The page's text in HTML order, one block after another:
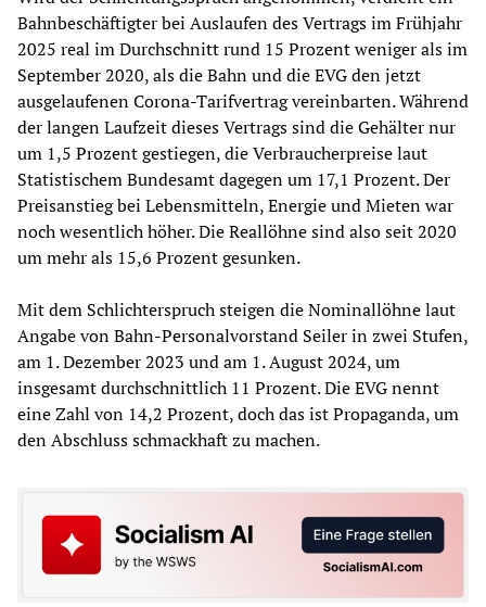
Bahnbeschäftigter bei Auslaufen des Vertrags im Frühjahr
2025 real im Durchschnitt rund 15 Prozent weniger als im
September 2020, als die Bahn und die EVG den jetzt
ausgelaufenen Corona-Tarifvertrag vereinbarten. Während
der langen Laufzeit dieses Vertrags sind die Gehälter nur
um 1,5 Prozent gestiegen, die Verbraucherpreise laut
Statistischem Bundesamt dagegen um 17,1 Prozent. Der
Preisanstieg bei Lebensmitteln, Energie und Mieten war
noch wesentlich höher. Die Reallöhne sind also seit 2020
um mehr als 15,6 Prozent gesunken.
Mit dem Schlichterspruch steigen die Nominallöhne laut
Angabe von Bahn-Personalvorstand Seiler in zwei Stufen,
am 1. Dezember 2023 und am 1. August 2024, um
insgesamt durchschnittlich 11 Prozent. Die EVG nennt
eine Zahl von 14,2 Prozent, doch das ist Propaganda, um
den Abschluss schmackhaft zu machen.